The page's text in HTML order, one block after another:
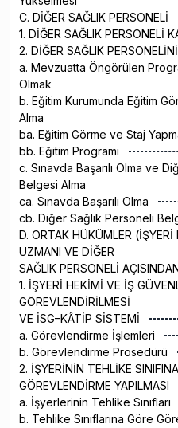
C. DİĞER SAĞLIK PERSONELİ
1. DİĞER SAĞLIK PERSONELİ
2. DİĞER SAĞLIK
a. Mevzuatta Öngörülen
Olmak
b. Eğitim Kurumunda Eğitim
Alma
ba. Eğitim Görme ve Staj
bb. Eğitim Programı
c. Sınavda Başarılı Olma ve
Belgesi Alma
ca. Sınavda Başarılı Olma
cb. Diğer Sağlık Personeli
D. ORTAK HÜKÜMLER
UZMANI VE DİĞER
SAĞLIK PERSONELİ
1. İŞYERİ HEKİMİ VE İŞ
GÖREVLENDİRİLMESİ
VE İSG–KÂTİP SİSTEMİ
a. Görevlendirme İşlemleri
b. Görevlendirme Prosedürü
2. İŞYERİNİN TEHLİKE
GÖREVLENDİRME YAPILMASI
a. İşyerlerinin Tehlike Sınıfları
b. Tehlike Sınıflarına Göre